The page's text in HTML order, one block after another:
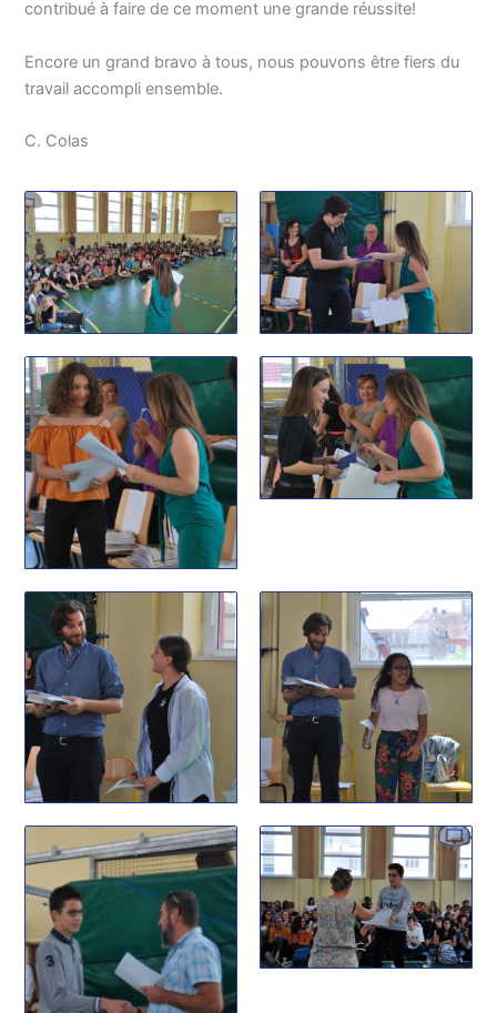
contribué à faire de ce moment une grande réussite!
Encore un grand bravo à tous, nous pouvons être fiers du
travail accompli ensemble.
C. Colas